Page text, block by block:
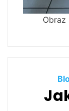
Obraz